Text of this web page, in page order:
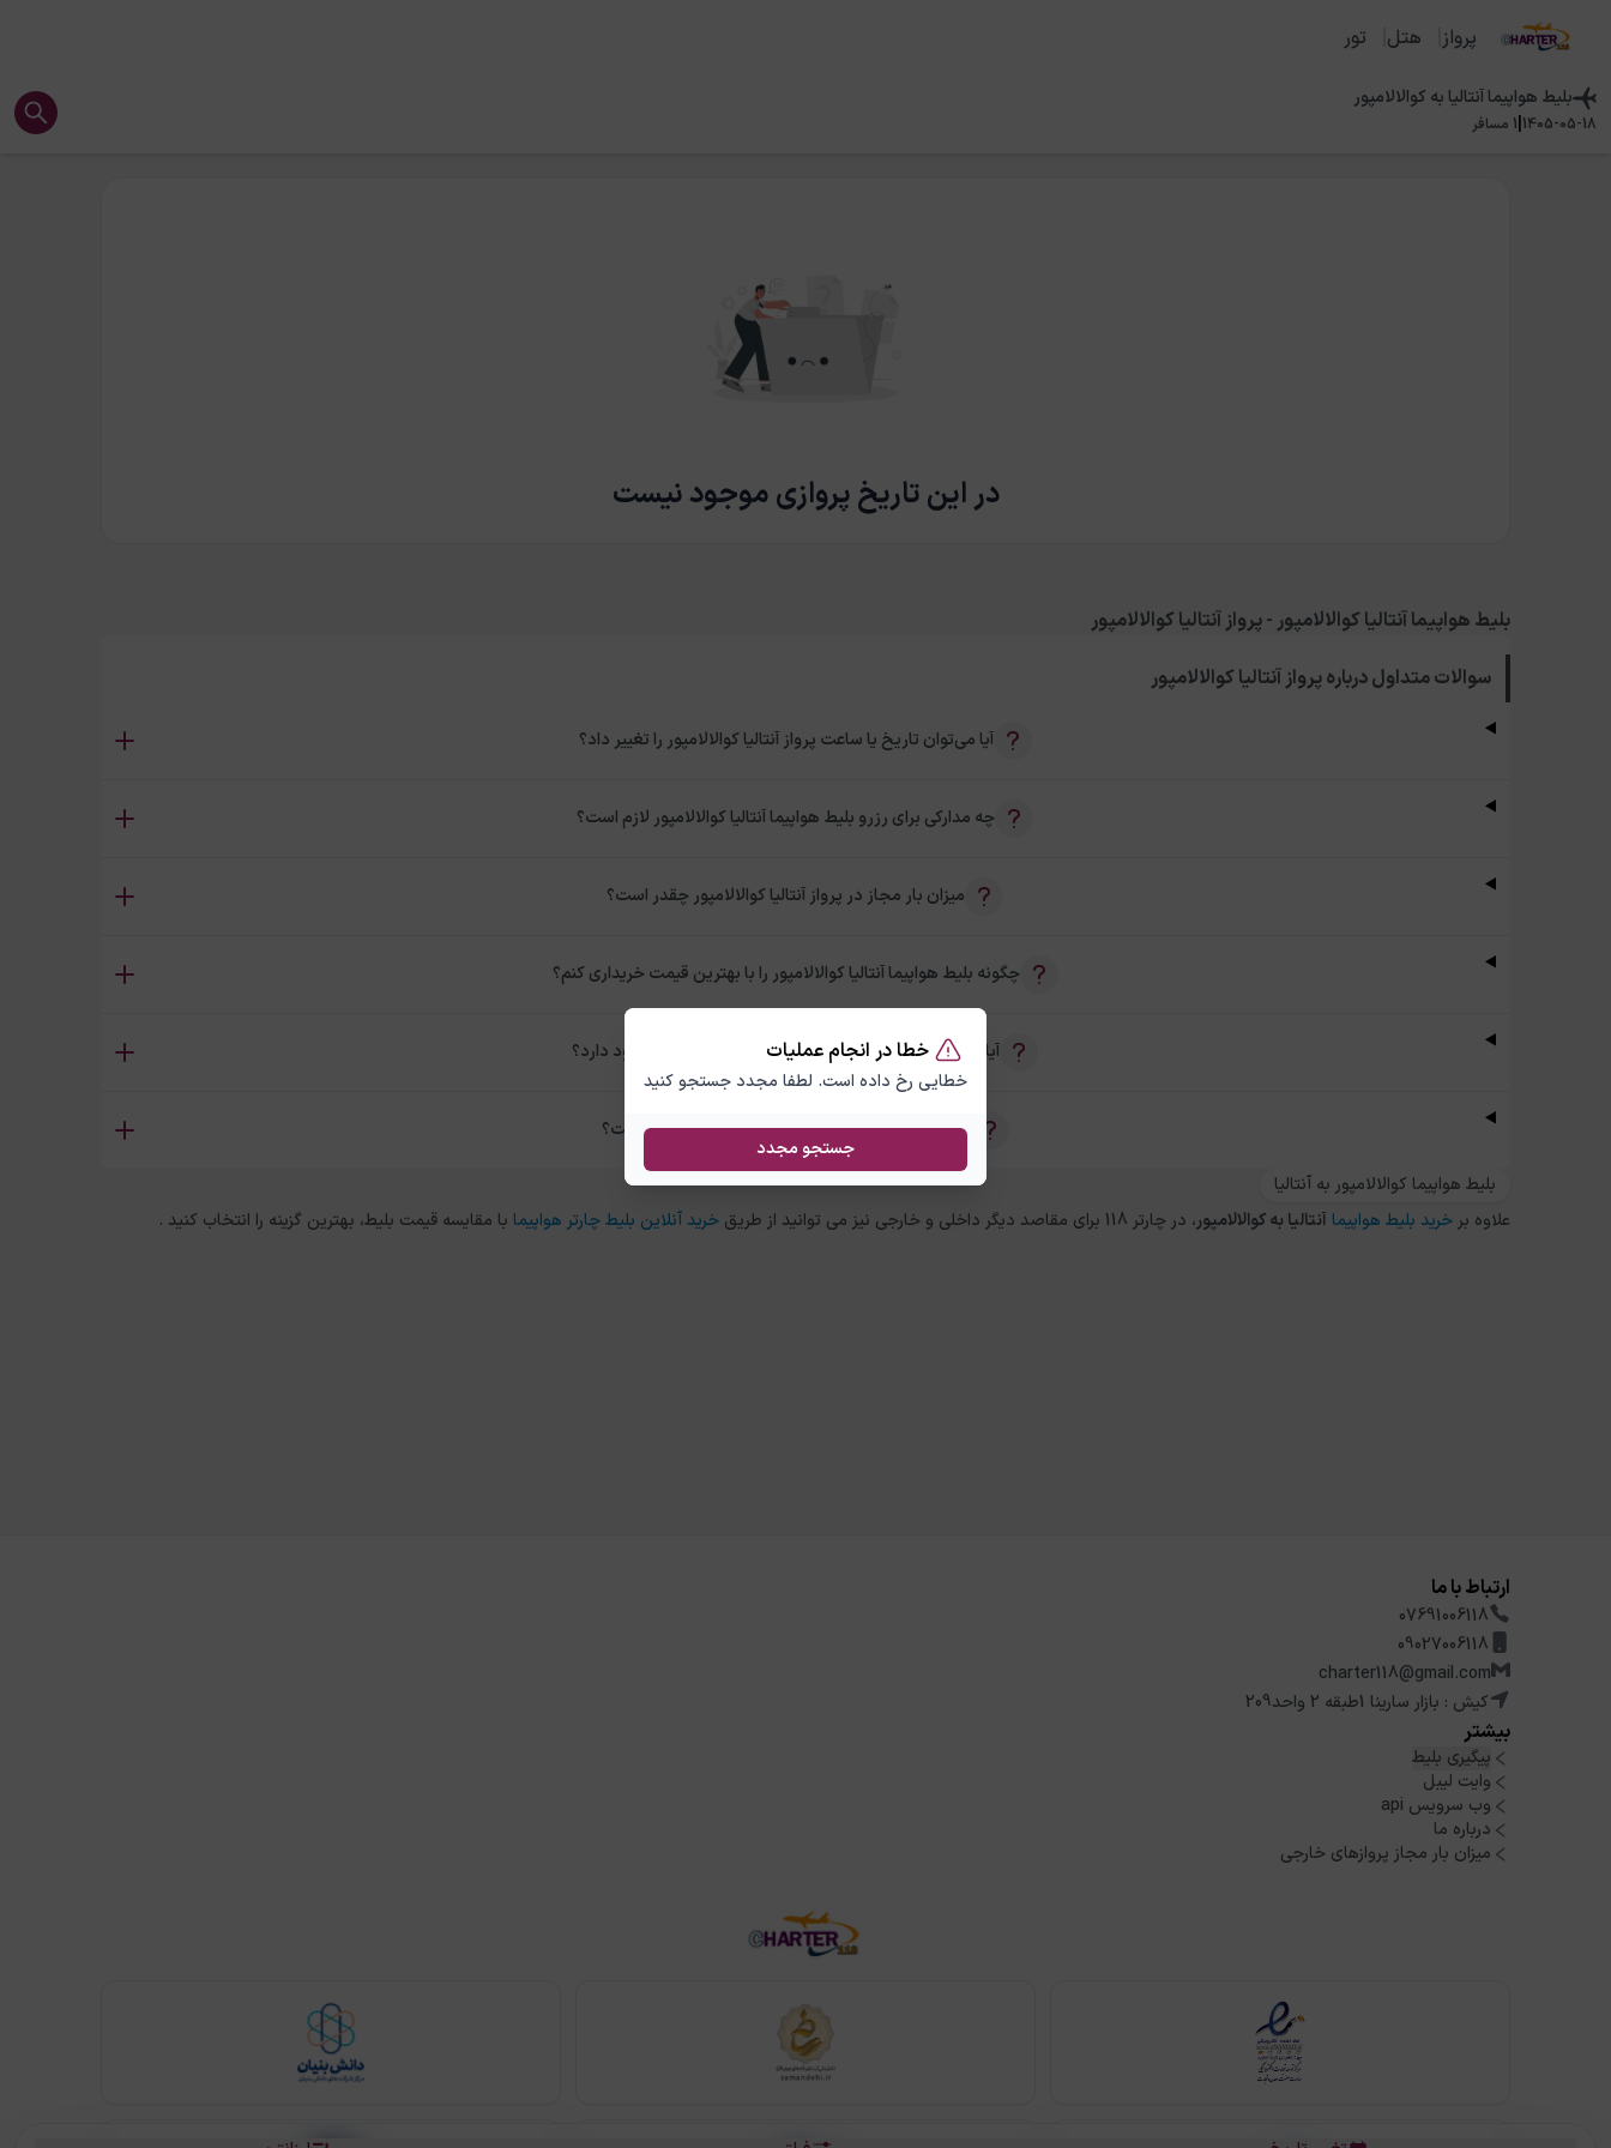
خطا در انجام عملیات
خطایی رخ داده است. لطفا مجدد جستجو کنید
جستجو مجدد
پرواز هتل تور
بلیط هواپیماآنتالیابه کوالالامپور
1405-05-18
|
1 مسافر
در این تاریخ پروازی موجود نیست
بلیط هواپیما آنتالیا کوالالامپور - پرواز آنتالیا کوالالامپور
سوالات متداول دربارهپرواز آنتالیا کوالالامپور
آیا می‌توان تاریخ یا ساعت پرواز آنتالیا کوالالامپور را تغییر داد؟
چه مدارکی برای رزرو بلیط هواپیما آنتالیا کوالالامپور لازم است؟
میزان بار مجاز در پرواز آنتالیا کوالالامپور چقدر است؟
چگونه بلیط هواپیما آنتالیا کوالالامپور را با بهترین قیمت خریداری کنم؟
آیا امکان خرید بلیط رفت و برگشت آنتالیا کوالالامپور وجود دارد؟
تفاوت بلیط چارتر و سیستمی آنتالیا کوالالامپور چیست؟
بلیط هواپیما کوالالامپور به آنتالیا
علاوه بر خرید بلیط هواپیما آنتالیابهکوالالامپور، در چارتر 118 برای مقاصد دیگر داخلی و خارجی نیز می توانید از طریق خرید آنلاین بلیط چارتر هواپیما با مقایسه قیمت بلیط، بهترین گزینه را انتخاب کنید .
ارتباط با ما
07691006118
09027006118
charter118@gmail.com
کیش : بازار سارینا 1طبقه 2 واحد209
بیشتر
پیگیری بلیط
وایت لیبل
وب سرویس api
درباره ما
میزان بار مجاز پروازهای خارجی